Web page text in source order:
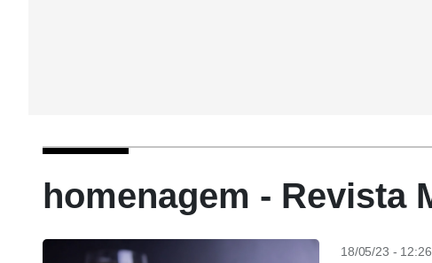
homenagem - Revista
18/05/23 -